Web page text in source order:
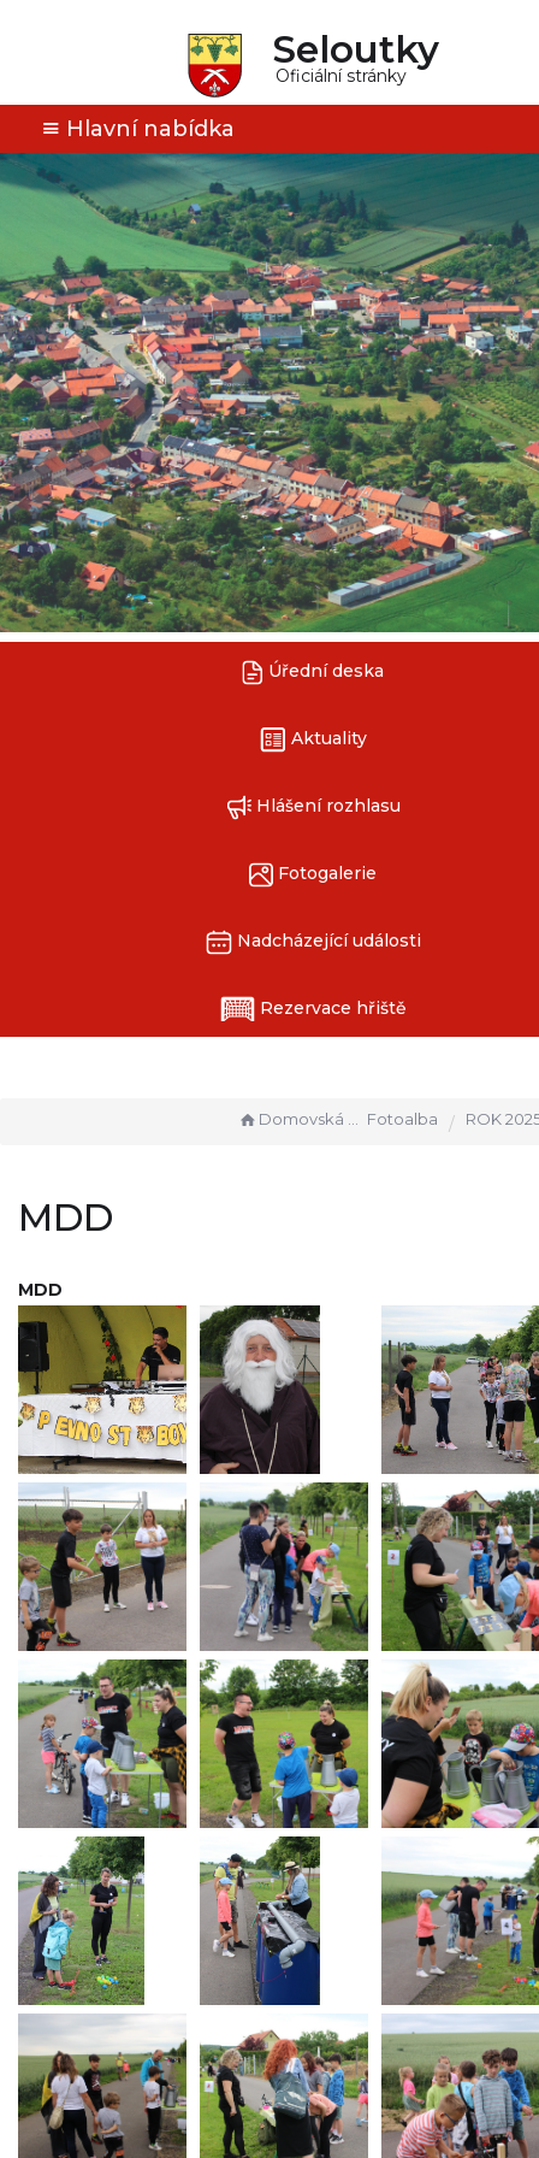
Seloutky
Oficiální stránky
Hlavní nabídka
Úřední deska
Aktuality
Hlášení rozhlasu
Fotogalerie
Nadcházející události
Rezervace hřiště
Domovská stránka Fotoalba ROK
MDD
MDD